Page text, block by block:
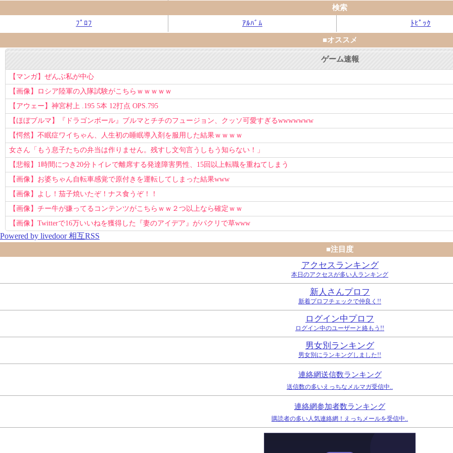
検索
ﾌﾟﾛﾌ
ｱﾙﾊﾞﾑ ﾄﾋﾟｯｸ
■オススメ
ゲーム速報
【マンガ】ぜんぶ私が中心
【画像】ロシア陸軍の入隊試験がこちらｗｗｗｗｗ
【アウェー】神宮村上 .195 5本 12打点 OPS.795
【ほぼブルマ】『ドラゴンボール』ブルマとチチのフュージョン、クッソ可愛すぎるwwwwwww
【愕然】不眠症ワイちゃん、人生初の睡眠導入剤を服用した結果ｗｗｗｗ
女さん「もう息子たちの弁当は作りません。残すし文句言うしもう知らない！」
【悲報】1時間につき20分トイレで離席する発達障害男性、15回以上転職を重ねてしまう
【画像】お婆ちゃん自転車感覚で原付きを運転してしまった結果www
【画像】よし！茄子焼いたぞ！ナス食うぞ！！
【画像】チー牛が嫌ってるコンテンツがこちらｗｗ２つ以上なら確定ｗｗ
【画像】Twitterで16万いいねを獲得した『妻のアイデア』がパクリで草www
Powered by livedoor 相互RSS
■注目度
アクセスランキング
本日のアクセスが多い人ランキング
新人さんプロフ
新着プロフチェックで仲良く!!
ログイン中プロフ
ログイン中のユーザーと絡もう!!
男女別ランキング
男女別にランキングしました!!
連絡網送信数ランキング
送信数の多いえっちなメルマガ受信中..
連絡網参加者数ランキング
購読者の多い人気連絡網！えっちメールを受信中..